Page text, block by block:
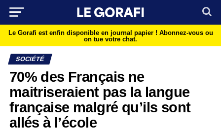
Le Gorafi est enfin disponible en journal papier ! Abonnez-vous ou
on tue votre chat.
SOCIÉTÉ
70% des Français ne
maitriseraient pas la langue
française malgré qu’ils sont
allés à l’école